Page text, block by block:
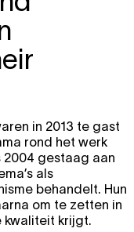
in 2013 te gast
rond het werk
2004 gestaag aan
als
behandelt. Hun
om te zetten in
kwaliteit krijgt.